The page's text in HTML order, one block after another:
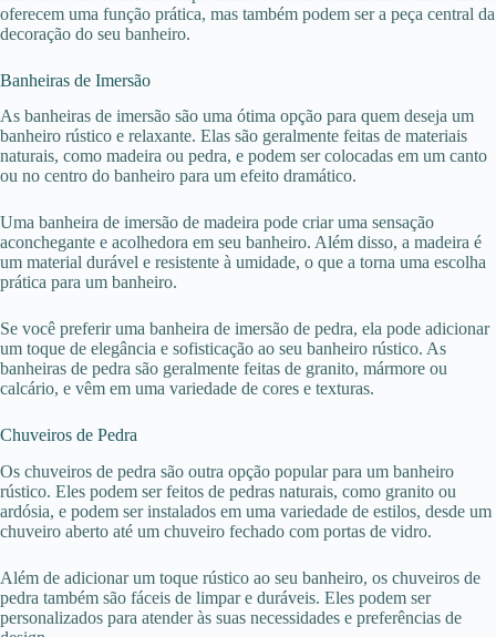
oferecem uma função prática, mas também podem ser a peça central da
decoração do seu banheiro.
Banheiras de Imersão
As banheiras de imersão são uma ótima opção para quem deseja um
banheiro rústico e relaxante. Elas são geralmente feitas de materiais
naturais, como madeira ou pedra, e podem ser colocadas em um canto
ou no centro do banheiro para um efeito dramático.
Uma banheira de imersão de madeira pode criar uma sensação
aconchegante e acolhedora em seu banheiro. Além disso, a madeira é
um material durável e resistente à umidade, o que a torna uma escolha
prática para um banheiro.
Se você preferir uma banheira de imersão de pedra, ela pode adicionar
um toque de elegância e sofisticação ao seu banheiro rústico. As
banheiras de pedra são geralmente feitas de granito, mármore ou
calcário, e vêm em uma variedade de cores e texturas.
Chuveiros de Pedra
Os chuveiros de pedra são outra opção popular para um banheiro
rústico. Eles podem ser feitos de pedras naturais, como granito ou
ardósia, e podem ser instalados em uma variedade de estilos, desde um
chuveiro aberto até um chuveiro fechado com portas de vidro.
Além de adicionar um toque rústico ao seu banheiro, os chuveiros de
pedra também são fáceis de limpar e duráveis. Eles podem ser
personalizados para atender às suas necessidades e preferências de